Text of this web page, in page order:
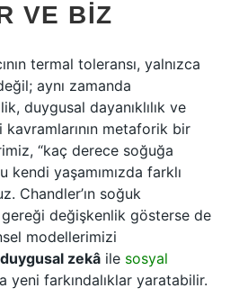
VE BIZ
termal toleransı, yalnızca
aynı zamanda
duygusal dayanıklılık ve
kavramlarının metaforik bir
“kaç derece soğuğa
kendi yaşamımızda farklı
Chandler’ın soğuk
gereği değişkenlik gösterse de
modellerimizi
duygusal zekâ ile sosyal
yeni farkındalıklar yaratabilir.